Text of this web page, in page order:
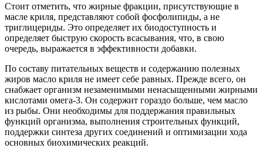
Стоит отметить, что жирные фракции, присутствующие в
масле криля, представляют собой фосфолипиды, а не
триглицериды. Это определяет их биодоступность и
определяет быструю скорость всасывания, что, в свою
очередь, выражается в эффективности добавки.
По составу питательных веществ и содержанию полезных
жиров масло криля не имеет себе равных. Прежде всего, он
снабжает организм незаменимыми ненасыщенными жирными
кислотами омега-3. Он содержит гораздо больше, чем масло
из рыбы. Они необходимы для поддержания правильных
функций организма, выполнения строительных функций,
поддержки синтеза других соединений и оптимизации хода
основных биохимических реакций.